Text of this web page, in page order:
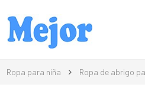
Ropa para niña Ropa de abrigo